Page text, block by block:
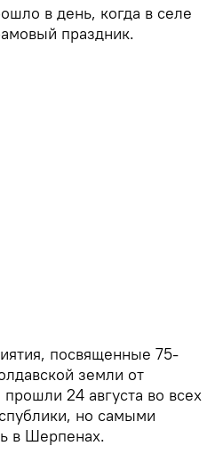
в день, когда в селе
праздник.
посвященные 75-
земли от
24 августа во всех
но самыми
в Шерпенах.